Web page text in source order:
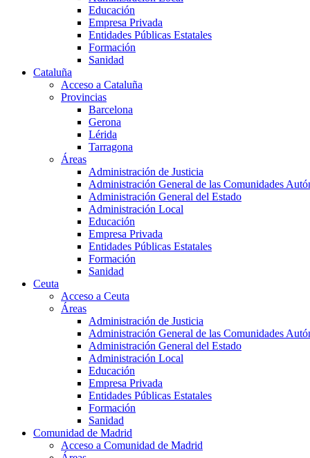
Educación
Empresa Privada
Entidades Públicas Estatales
Formación
Sanidad
Cataluña
Acceso a Cataluña
Provincias
Barcelona
Gerona
Lérida
Tarragona
Áreas
Administración de Justicia
Administración General de las Comunidades
Administración General del Estado
Administración Local
Educación
Empresa Privada
Entidades Públicas Estatales
Formación
Sanidad
Ceuta
Acceso a Ceuta
Áreas
Administración de Justicia
Administración General de las Comunidades
Administración General del Estado
Administración Local
Educación
Empresa Privada
Entidades Públicas Estatales
Formación
Sanidad
Comunidad de Madrid
Acceso a Comunidad de Madrid